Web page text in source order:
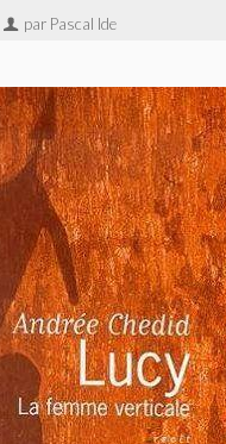
par Pascal Ide